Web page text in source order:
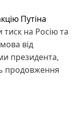
Путіна
тиск на Росію та
від
президента,
продовження